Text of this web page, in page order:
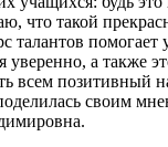
что такой
талантов помогает
уверенно, а также
всем позитивный
своим